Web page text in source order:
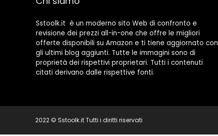
Sstoolk.it è un moderno sito Web di confronto e
revisione dei prezzi all-in-one che offre le migliori
offerte disponibili su Amazon e ti tiene aggiornato con
gli ultimi blog aggiunti. Tutte le immagini sono di
proprietà dei rispettivi proprietari. Tutti i contenuti
citati derivano dalle rispettive fonti.
2022 © Sstoolk.it Tutti i diritti riservati